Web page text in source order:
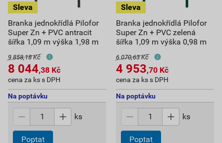
Branka jednokřídlá Pilofor
Super Zn + PVC antracit
šířka 1,09 m výška 1,98 m
9 858,18 Kč
8 044,38 Kč
cena za ks s DPH
Na poptávku
ks
Poptat
Branka jednokřídlá Pilofor
Super Zn + PVC zelená
šířka 1,09 m výška 0,98 m
6 070,63 Kč
4 953,70 Kč
cena za ks s DPH
Na poptávku
ks
Poptat